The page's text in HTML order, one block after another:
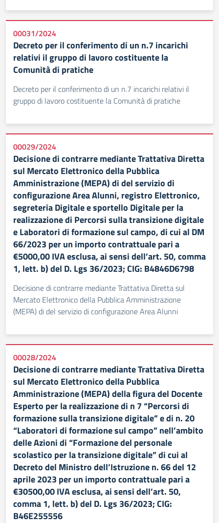
00031/2024
Decreto per il conferimento di un n.7 incarichi
relativi il gruppo di lavoro costituente la
Comunità di pratiche
Decreto per il conferimento di un n.7 incarichi relativi il
gruppo di lavoro costituente la Comunità di pratiche
00029/2024
Decisione di contrarre mediante Trattativa Diretta
sul Mercato Elettronico della Pubblica
Amministrazione (MEPA) di del servizio di
configurazione Area Alunni, registro Elettronico,
segreteria Digitale e sportello Digitale per la
realizzazione di Percorsi sulla transizione digitale
e Laboratori di formazione sul campo, di cui al DM
66/2023 per un importo contrattuale pari a
€5000,00 IVA esclusa, ai sensi dell’art. 50, comma
1, lett. b) del D. Lgs 36/2023; CIG: B4846D6798
Decisione di contrarre mediante Trattativa Diretta sul
Mercato Elettronico della Pubblica Amministrazione
(MEPA) di del servizio di configurazione Area Alunni
00028/2024
Decisione di contrarre mediante Trattativa Diretta
sul Mercato Elettronico della Pubblica
Amministrazione (MEPA) della figura del Docente
Esperto per la realizzazione di n 7 “Percorsi di
formazione sulla transizione digitale” e di n. 20
“Laboratori di formazione sul campo” nell’ambito
delle Azioni di “Formazione del personale
scolastico per la transizione digitale” di cui al
Decreto del Ministro dell’Istruzione n. 66 del 12
aprile 2023 per un importo contrattuale pari a
€30500,00 IVA esclusa, ai sensi dell’art. 50,
comma 1, lett. b) del D. Lgs 36/2023; CIG:
B46E255556